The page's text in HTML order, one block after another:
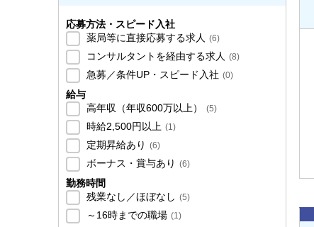
応募方法・スピード入社
薬局等に直接応募する求人 (6)
コンサルタントを経由する求人 (8)
急募／条件UP・スピード入社 (0)
給与
高年収（年収600万以上）
(5)
時給2,500円以上 (1)
定期昇給あり (6)
ボーナス・賞与あり (6)
勤務時間
残業なし／ほぼなし (5)
～16時までの職場 (1)